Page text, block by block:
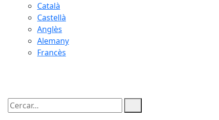
Català
Castellà
Anglès
Alemany
Francès
Cercar: